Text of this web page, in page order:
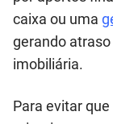
caixa ou uma
gerando
imobiliária.
Para evitar